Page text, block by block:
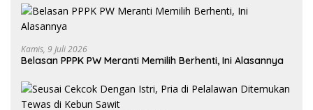
Kamis, 9 Juli 2026
Belasan PPPK PW Meranti Memilih Berhenti, Ini Alasannya